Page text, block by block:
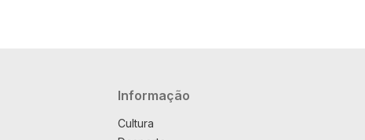
Navegação principal
Informação
Cultura